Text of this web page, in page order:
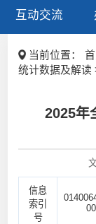
互动交流
当前位置：
统计数据及解读
2025年
信息
索引
号